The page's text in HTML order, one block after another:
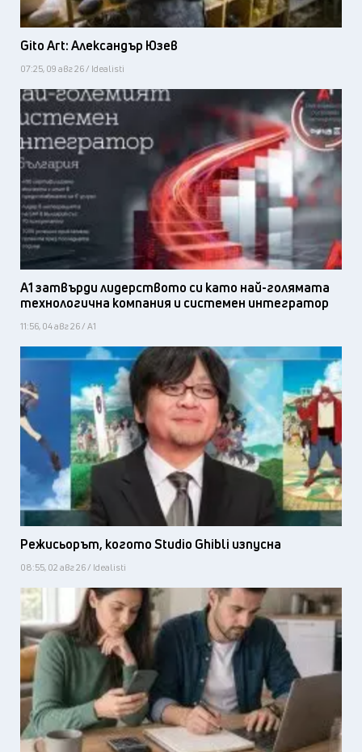
Gito Art: Александър Юзев
07:25, 09 авг 26 / Idealisti
А1 затвърди лидерството си като най-голямата
технологична компания и системен интегратор
11:56, 04 авг 26 / А1
Режисьорът, когото Studio Ghibli изпусна
08:55, 02 авг 26 / Idealisti